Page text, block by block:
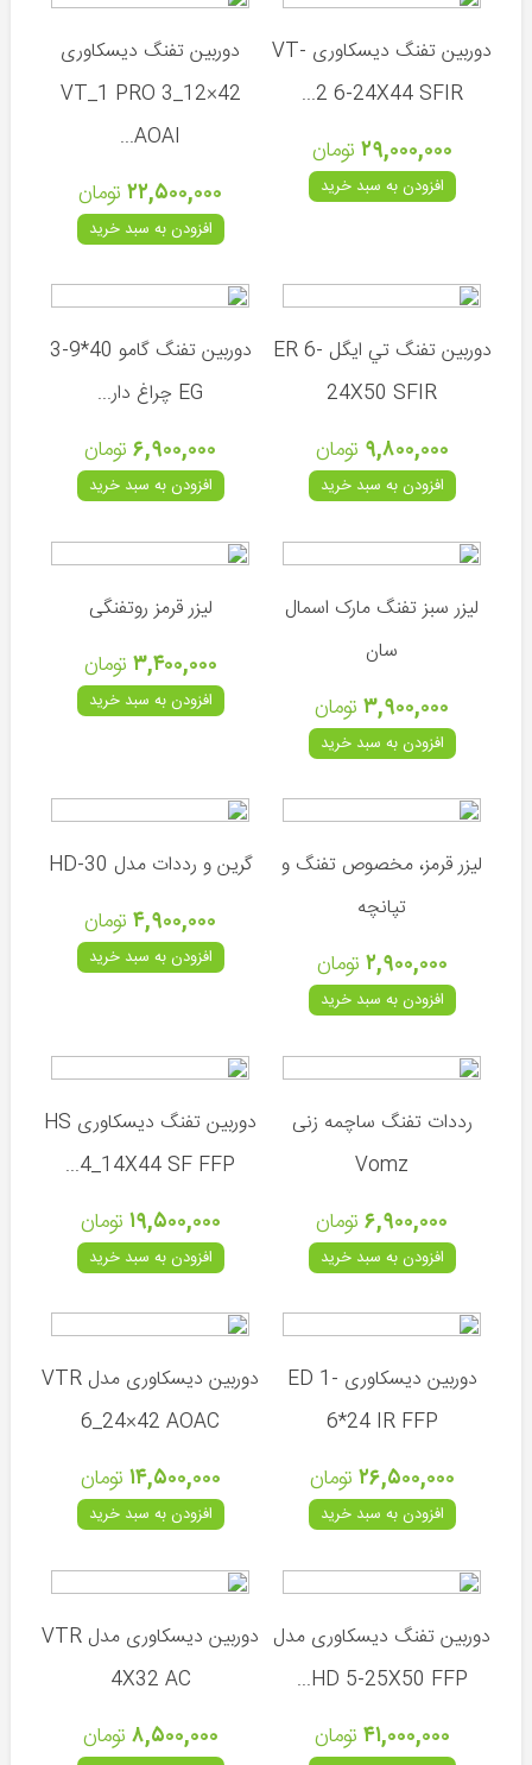
بادی
ماهیگیری
ماهیگیری
و
ماهیگیری
مقالات
اخبار
هانتر
آسلکون
(ترکیه)
هاتسان
(ترکیه)
مکس
(ترکیه)
(آلمان)
وایرخ
(آلمان)
اومارکس
(آلمان)
(انگلیس)
دوربین تفنگ دیسکاوری VT-
2 6-24X44 SFIR...
۲۹,۰۰۰,۰۰۰ تومان
افزودن به سبد خرید
دوربین تفنگ دیسکاوری
VT_1 PRO 3_12×42
AOAI...
۲۲,۵۰۰,۰۰۰ تومان
افزودن به سبد خرید
دوربين تفنگ تي ايگل ER 6-
24X50 SFIR
۹,۸۰۰,۰۰۰ تومان
افزودن به سبد خرید
دوربین تفنگ گامو 40*9-3
EG چراغ دار...
۶,۹۰۰,۰۰۰ تومان
افزودن به سبد خرید
لیزر سبز تفنگ مارک اسمال
سان
۳,۹۰۰,۰۰۰ تومان
افزودن به سبد خرید
لیزر قرمز روتفنگی
۳,۴۰۰,۰۰۰ تومان
افزودن به سبد خرید
لیزر قرمز، مخصوص تفنگ و
تپانچه
۲,۹۰۰,۰۰۰ تومان
افزودن به سبد خرید
گرین و رددات مدل HD-30
۴,۹۰۰,۰۰۰ تومان
افزودن به سبد خرید
رددات تفنگ ساچمه زنی
Vomz
۶,۹۰۰,۰۰۰ تومان
افزودن به سبد خرید
دوربین تفنگ دیسکاوری HS
4_14X44 SF FFP...
۱۹,۵۰۰,۰۰۰ تومان
افزودن به سبد خرید
دوربین دیسکاوری ED 1-
6*24 IR FFP
۲۶,۵۰۰,۰۰۰ تومان
افزودن به سبد خرید
دوربین دیسکاوری مدل VTR
6_24×42 AOAC
۱۴,۵۰۰,۰۰۰ تومان
افزودن به سبد خرید
دوربین تفنگ دیسکاوری مدل
HD 5-25X50 FFP...
۴۱,۰۰۰,۰۰۰ تومان
دوربین دیسکاوری مدل VTR
4X32 AC
۸,۵۰۰,۰۰۰ تومان